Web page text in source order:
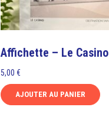
page
du
Affichette – Le Casino
5,00 €
AJOUTER AU PANIER